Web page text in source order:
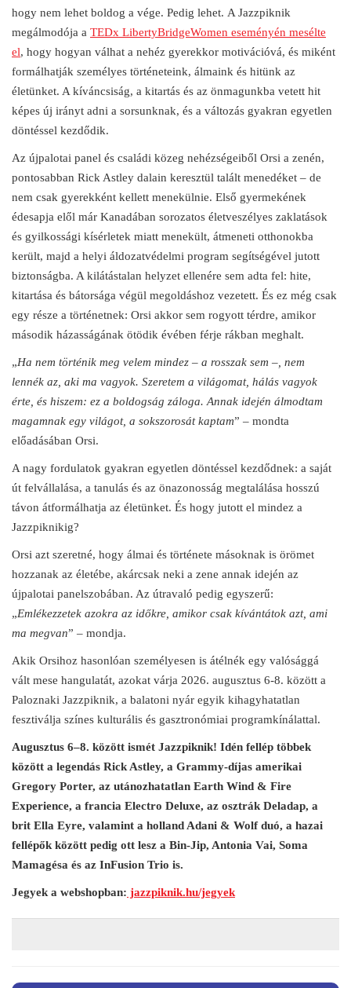
hogy nem lehet boldog a vége. Pedig lehet. A Jazzpiknik
megálmodója a TEDx LibertyBridgeWomen eseményén mesélte
el, hogy hogyan válhat a nehéz gyerekkor motivációvá, és miként
formálhatják személyes történeteink, álmaink és hitünk az
életünket. A kíváncsiság, a kitartás és az önmagunkba vetett hit
képes új irányt adni a sorsunknak, és a változás gyakran egyetlen
döntéssel kezdődik.
Az újpalotai panel és családi közeg nehézségeiből Orsi a zenén,
pontosabban Rick Astley dalain keresztül talált menedéket – de
nem csak gyerekként kellett menekülnie. Első gyermekének
édesapja elől már Kanadában sorozatos életveszélyes zaklatások
és gyilkossági kísérletek miatt menekült, átmeneti otthonokba
került, majd a helyi áldozatvédelmi program segítségével jutott
biztonságba. A kilátástalan helyzet ellenére sem adta fel: hite,
kitartása és bátorsága végül megoldáshoz vezetett. És ez még csak
egy része a történetnek: Orsi akkor sem rogyott térdre, amikor
második házasságának ötödik évében férje rákban meghalt.
„Ha nem történik meg velem mindez – a rosszak sem –, nem
lennék az, aki ma vagyok. Szeretem a világomat, hálás vagyok
érte, és hiszem: ez a boldogság záloga. Annak idején álmodtam
magamnak egy világot, a sokszorosát kaptam” – mondta
előadásában Orsi.
A nagy fordulatok gyakran egyetlen döntéssel kezdődnek: a saját
út felvállalása, a tanulás és az önazonosság megtalálása hosszú
távon átformálhatja az életünket. És hogy jutott el mindez a
Jazzpiknikig?
Orsi azt szeretné, hogy álmai és története másoknak is örömet
hozzanak az életébe, akárcsak neki a zene annak idején az
újpalotai panelszobában. Az útravaló pedig egyszerű:
„Emlékezzetek azokra az időkre, amikor csak kívántátok azt, ami
ma megvan” – mondja.
Akik Orsihoz hasonlóan személyesen is átélnék egy valósággá
vált mese hangulatát, azokat várja 2026. augusztus 6-8. között a
Paloznaki Jazzpiknik, a balatoni nyár egyik kihagyhatatlan
fesztiválja színes kulturális és gasztronómiai programkínálattal.
Augusztus 6–8. között ismét Jazzpiknik! Idén fellép többek
között a legendás Rick Astley, a Grammy-díjas amerikai
Gregory Porter, az utánozhatatlan Earth Wind & Fire
Experience, a francia Electro Deluxe, az osztrák Deladap, a
brit Ella Eyre, valamint a holland Adani & Wolf duó, a hazai
fellépők között pedig ott lesz a Bin-Jip, Antonia Vai, Soma
Mamagésa és az InFusion Trio is.
Jegyek a webshopban: jazzpiknik.hu/jegyek